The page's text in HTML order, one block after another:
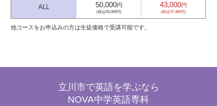
ALL 50,000円
(税込55,000円)
43,000円
(税込47,300円)
他コースをお申込みの方は生徒価格で受講可能です。
立川市で英語を学ぶなら
NOVA中学英語専科